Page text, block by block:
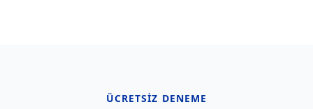
ÜCRETSIZ DENEME